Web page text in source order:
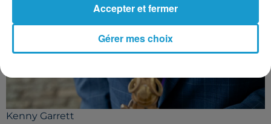
Kenny Garrett
Gérer mes choix
Accepter et fermer